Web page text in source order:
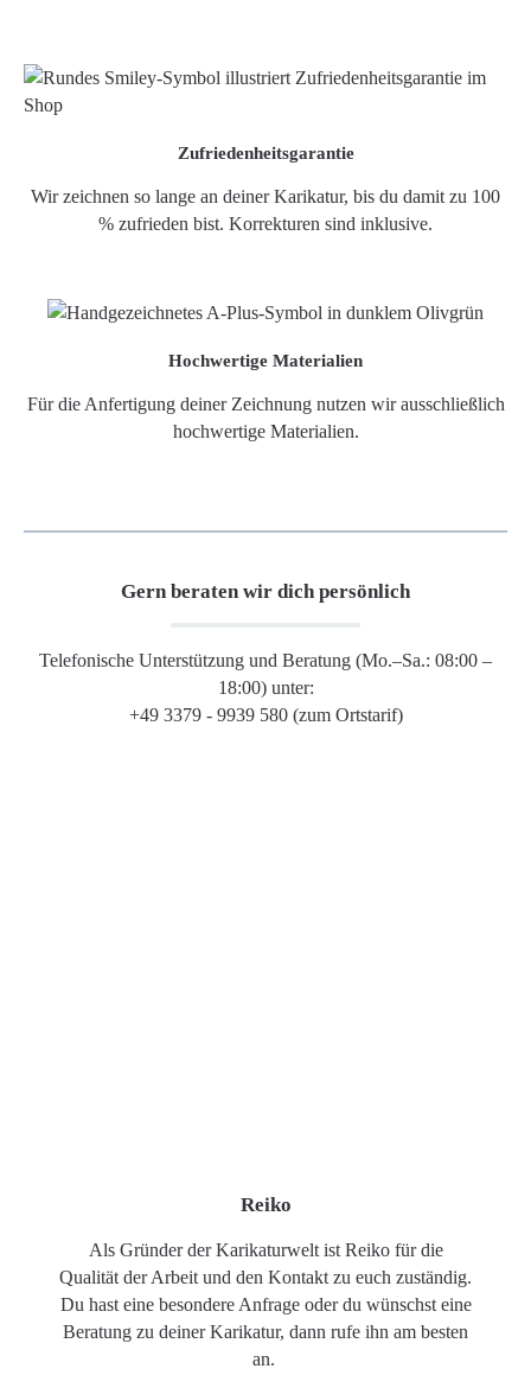
Zufriedenheitsgarantie
Wir zeichnen so lange an deiner Karikatur, bis du damit zu 100
% zufrieden bist. Korrekturen sind inklusive.
Hochwertige Materialien
Für die Anfertigung deiner Zeichnung nutzen wir ausschließlich
hochwertige Materialien.
Gern beraten wir dich persönlich
Telefonische Unterstützung und Beratung (Mo.–Sa.: 08:00 –
18:00) unter:
+49 3379 - 9939 580 (zum Ortstarif)
Reiko
Als Gründer der Karikaturwelt ist Reiko für die
Qualität der Arbeit und den Kontakt zu euch zuständig.
Du hast eine besondere Anfrage oder du wünschst eine
Beratung zu deiner Karikatur, dann rufe ihn am besten
an.